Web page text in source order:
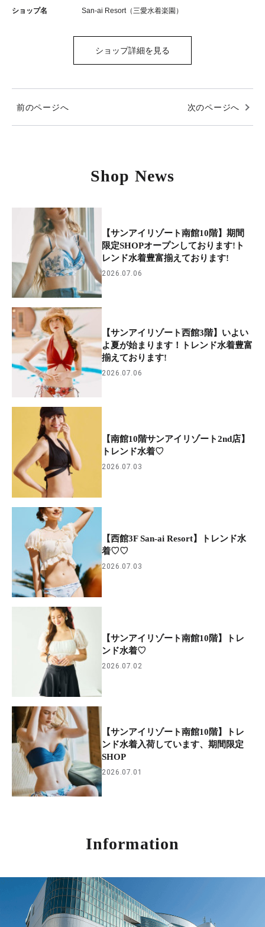
ショップ名 San-ai Resort（三愛水着楽園）
ショップ詳細を見る
前のページへ 次のページへ
Shop News
【サンアイリゾート南館10階】期間
限定SHOPオープンしております!ト
レンド水着豊富揃えております!
2026.07.06
【サンアイリゾート西館3階】いよい
よ夏が始まります！トレンド水着豊富
揃えております!
2026.07.06
【南館10階サンアイリゾート2nd店】
トレンド水着♡
2026.07.03
【西館3F San-ai Resort】トレンド水
着♡♡
2026.07.03
【サンアイリゾート南館10階】トレ
ンド水着♡
2026.07.02
【サンアイリゾート南館10階】トレ
ンド水着入荷しています、期間限定
SHOP
2026.07.01
Information